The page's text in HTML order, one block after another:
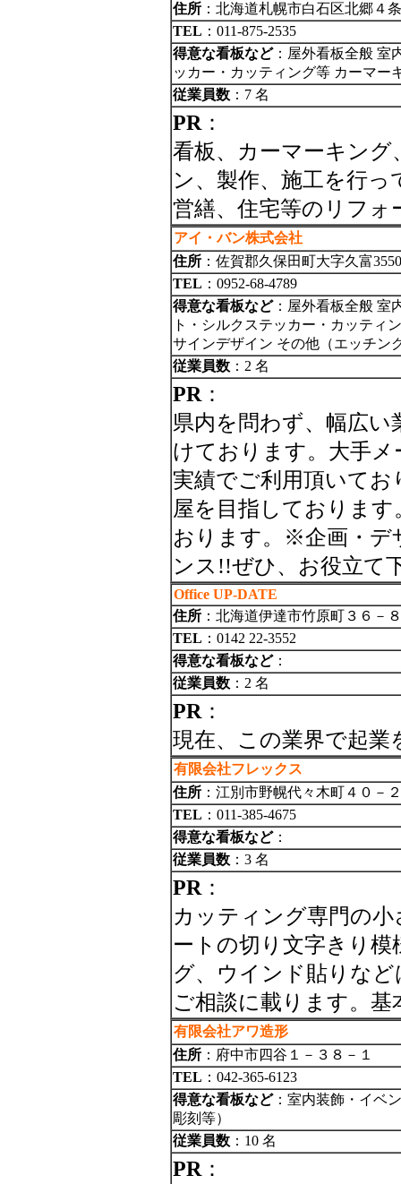
住所 ：北海道札幌市白石区北郷４
TEL ：011-875-2535
得意な看板など：屋外看板全般 室
ッカー・カッティング等 カーマー
従業員数 ：7 名
PR ：
看板、カーマーキン
ン、製作、施工を行
営繕、住宅等のリフ
アイ・バン株式会社
住所 ：佐賀郡久保田町大字久富
TEL ：0952-68-4789
得意な看板など：屋外看板全般 室
ト・シルクステッカー・カッティ
サインデザイン その他（エッチン
従業員数 ：2 名
PR ：
県内を問わず、幅広
けております。大手
実績でご利用頂いて
屋を目指しておりま
おります。※企画・デ
ンス!!ぜひ、お役立て
Office UP-DATE
住所 ：北海道伊達市竹原町３６－８
TEL ：0142 22-3552
得意な看板など：
従業員数 ：2 名
PR ：
現在、この業界で起業
有限会社フレックス
住所 ：江別市野幌代々木町４０－２
TEL ：011-385-4675
得意な看板など：
従業員数 ：3 名
PR ：
カッティング専門の
ートの切り文字きり
グ、ウインド貼りな
ご相談に載ります。
有限会社アワ造形
住所 ：府中市四谷１－３８－１
TEL ：042-365-6123
得意な看板など：室内装飾・イベ
彫刻等）
従業員数 ：10 名
PR ：